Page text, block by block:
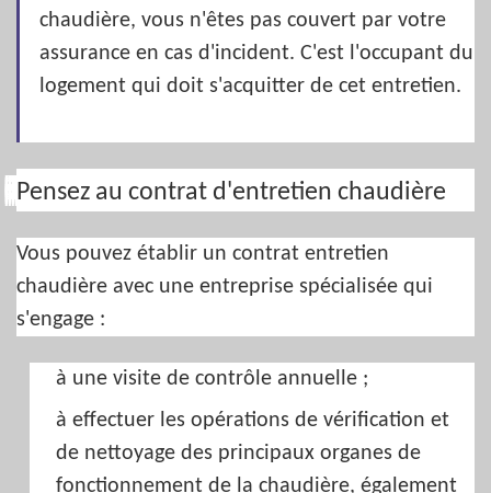
chaudière, vous n'êtes pas couvert par votre
assurance en cas d'incident. C'est l'occupant du
logement qui doit s'acquitter de cet entretien.
Pensez au contrat d'entretien chaudière
Vous pouvez établir un contrat entretien
chaudière avec une entreprise spécialisée qui
s'engage :
à une visite de contrôle annuelle ;
à effectuer les opérations de vérification et
de nettoyage des principaux organes de
fonctionnement de la chaudière, également